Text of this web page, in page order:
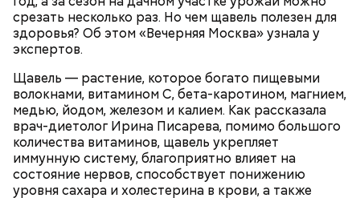
срезать несколько раз. Но чем щавель полезен для
здоровья? Об этом «Вечерняя Москва» узнала у
экспертов.
Щавель — растение, которое богато пищевыми
волокнами, витамином С, бета-каротином, магнием,
медью, йодом, железом и калием. Как рассказала
врач-диетолог Ирина Писарева, помимо большого
количества витаминов, щавель укрепляет
иммунную систему, благоприятно влияет на
состояние нервов, способствует понижению
уровня сахара и холестерина в крови, а также